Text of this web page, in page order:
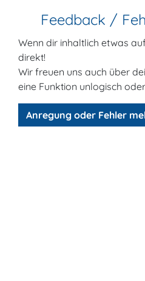
Feedback /
Wenn dir inhaltlich etwas
direkt!
Wir freuen uns auch über
eine Funktion unlogisch
Anregung oder Fehler